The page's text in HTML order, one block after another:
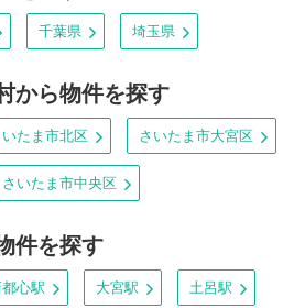
千葉県 埼玉県
から物件を探す
いたま市北区 さいたま市大宮区
さいたま市中央区
件を探す
心駅 大宮駅 土呂駅